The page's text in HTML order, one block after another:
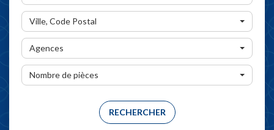
Ville, Code Postal
Agences
Nombre de pièces